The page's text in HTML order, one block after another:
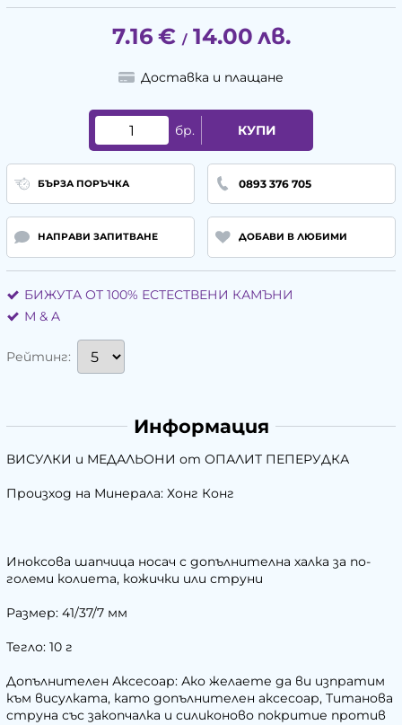
7.16 € / 14.00 лв.
Доставка и плащане
бр. КУПИ
БЪРЗА ПОРЪЧКА 0893 376 705
НАПРАВИ ЗАПИТВАНЕ ДОБАВИ В ЛЮБИМИ
БИЖУТА ОТ 100% ЕСТЕСТВЕНИ КАМЪНИ
М & A
Рейтинг:
Информация
ВИСУЛКИ и МЕДАЛЬОНИ от ОПАЛИТ ПЕПЕРУДКА
Произход на Минерала: Хонг Конг
Иноксова шапчица носач с допълнителна халка за по-
голeми колиета, кожички или струни
Размер: 41/37/7 мм
Тегло: 10 г
Допълнителен Аксесоар: Ако желаете да ви изпратим
към висулката, като допълнителен аксесоар, Титанова
струна със закопчалка и силиконово покритие против